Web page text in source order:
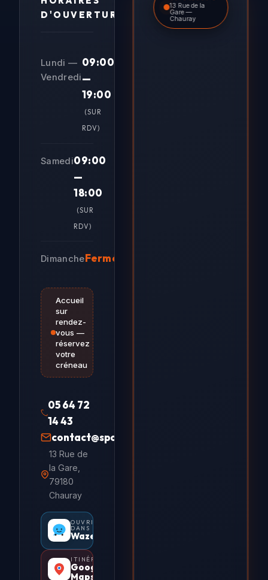
D'OUVERTURE
Lundi —
Vendredi
09:00
—
19:00
(SUR
RDV)
Samedi09:00
—
18:00
(SUR
RDV)
DimancheFermé
Accueil
sur
rendez-
vous —
réservez
votre
créneau
05 64 72
14 43
contact@sportivo.fr
13 Rue de
la Gare,
79180
Chauray
OUVRIR
DANS
Waze
ITINÉRAIRE
Google
Maps
13 Rue de la
Gare —
Chauray